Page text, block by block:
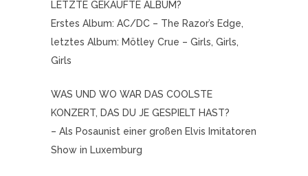
LETZTE GEKAUFTE ALBUM?
Erstes Album: AC/DC – The Razor’s Edge,
letztes Album: Mötley Crue – Girls, Girls,
Girls
WAS UND WO WAR DAS COOLSTE
KONZERT, DAS DU JE GESPIELT HAST?
– Als Posaunist einer großen Elvis Imitatoren
Show in Luxemburg